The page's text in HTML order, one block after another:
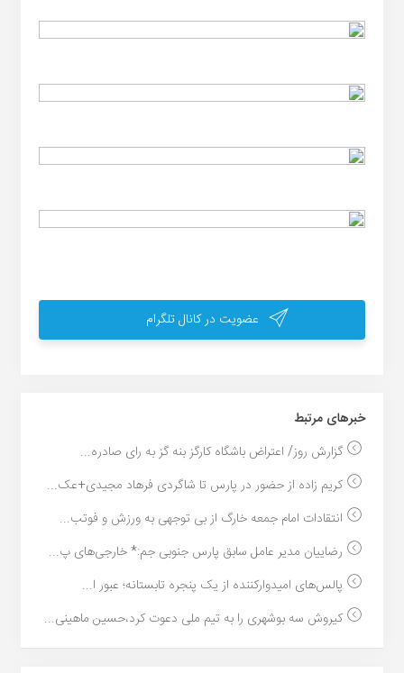
عضویت در کانال تلگرام
خبر‌های مرتبط
گزارش روز/ اعتراض باشگاه کارگز بنه گز به رای صادره...
کریم زاده از حضور در پارس تا شاگردی فرهاد مجیدی+عک...
انتقادات امام جمعه خارگ از بی توجهی به ورزش و فوتب...
رضاییان مدیر عامل سابق پارس جنوبی جم:* خارجی‌های پ...
پالس‌های امیدوارکننده از یک پنجره تابستانه؛ عبور ا...
کیروش سه بوشهری را به تیم ملی دعوت کرد،حسین ماهینی...